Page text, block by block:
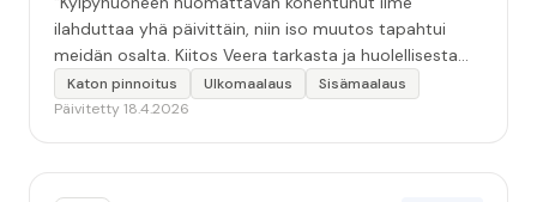
ilahduttaa yhä päivittäin, niin iso muutos tapahtui
meidän osalta. Kiitos Veera tarkasta ja huolellisesta
työstä, sekä ystävällisestä palvelusta!”
Katon pinnoitus Ulkomaalaus
Sisämaalaus
Päivitetty 18.4.2026